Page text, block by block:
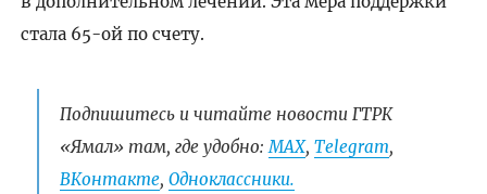
стала 65-ой по счету.
Подпишитесь и читайте новости ГТРК
«Ямал» там, где удобно:МАХ, Telegram,
ВКонтакте, Одноклассники.